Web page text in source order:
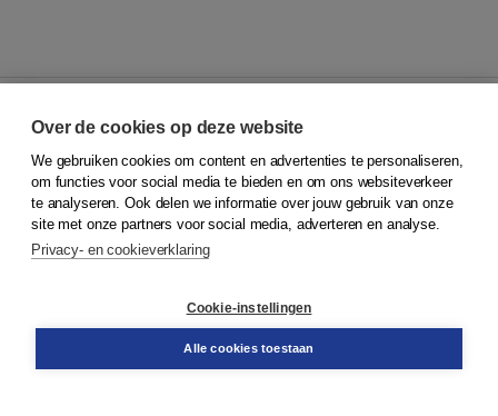
© 2026Koninklijke Boom uitgevers
Klantenservice
Service & informatie
Contact
Over de cookies op deze website
We gebruiken cookies om content en advertenties te personaliseren,
om functies voor social media te bieden en om ons websiteverkeer
te analyseren. Ook delen we informatie over jouw gebruik van onze
site met onze partners voor social media, adverteren en analyse.
Privacy- en cookieverklaring
Cookie-instellingen
Alle cookies toestaan